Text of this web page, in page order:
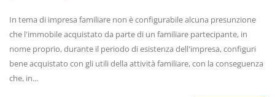
In tema di impresa familiare non è configurabile alcuna presunzione
che l'immobile acquistato da parte di un familiare partecipante, in
nome proprio, durante il periodo di esistenza dell'impresa, configuri
bene acquistato con gli utili della attività familiare, con la conseguenza
che, in...